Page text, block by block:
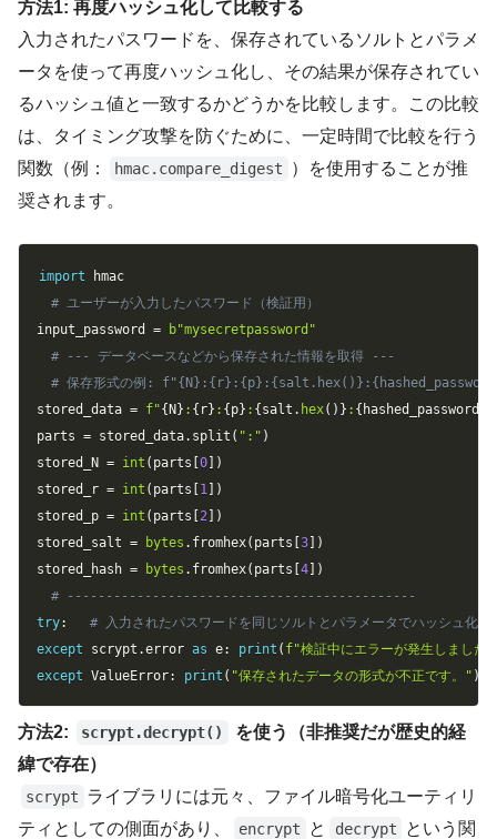
方法1: 再度ハッシュ化して比較する
入力されたパスワードを、保存されているソルトとパラメ
ータを使って再度ハッシュ化し、その結果が保存されてい
るハッシュ値と一致するかどうかを比較します。この比較
は、タイミング攻撃を防ぐために、一定時間で比較を行う
関数（例：
hmac.compare_digest
）を使用することが推
奨されます。
import
# ユーザーが入力したパスワード（検証用）
input_password =
b"mysecretpassword"
# --- データベースなどから保存された情報を取得 ---
# 保存形式の例:
stored_data = f"{N} : { r} : {p} : {salt . hex( ) } : { hashed_password
parts = stored_data. split ( ":" )
stored_N = int ( parts [0] )
stored_r = int ( parts [1] )
stored_p = int ( parts [2] )
stored_salt = bytes . fromhex( parts [3] )
stored_hash = bytes . fromhex( parts [4] )
# ---------------------------------------------
try:
# 入力されたパスワードを同じソルトとパラメータでハ
except scrypt .error as e: print ( f"検証中にエラーが発生しまし
except ValueError: print ( "保存されたデータの形式が不正です。" )
方法2: scrypt.decrypt()
を使う（非推奨だが歴史的経
緯で存在）
scrypt ライブラリには元々、ファイル暗号化ユーティリ
ティとしての側面があり、
encrypt と decrypt
という関